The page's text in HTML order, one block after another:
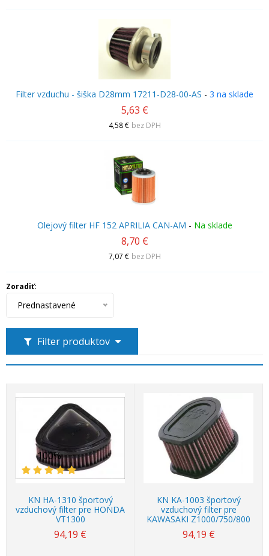
Filter vzduchu - šiška D28mm 17211-D28-00-AS - 3 na sklade
5,63 €
4,58 € bez DPH
Olejový filter HF 152 APRILIA CAN-AM - Na sklade
8,70 €
7,07 € bez DPH
Filter produktov
Zoradiť:
Prednastavené
100%
KN HA-1310 športový
vzduchový filter pre HONDA
VT1300
94,19 €
KN KA-1003 športový
vzduchový filter pre
KAWASAKI Z1000/750/800
94,19 €